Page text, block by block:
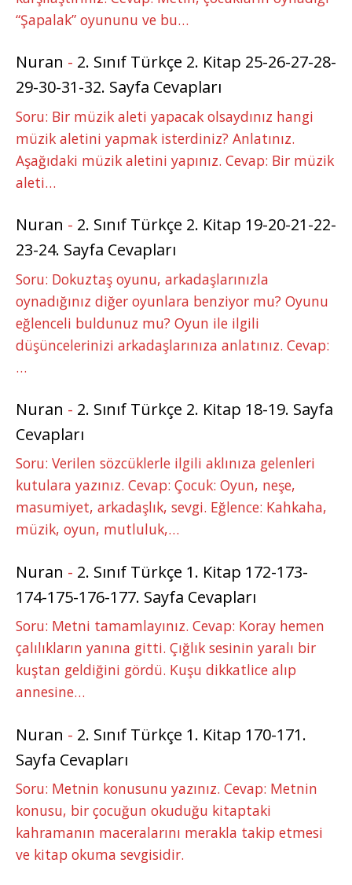
“Şapalak” oyununu ve bu…
Nuran - 2. Sınıf Türkçe 2. Kitap 25-26-27-28-
29-30-31-32. Sayfa Cevapları
Soru: Bir müzik aleti yapacak olsaydınız hangi
müzik aletini yapmak isterdiniz? Anlatınız.
Aşağıdaki müzik aletini yapınız. Cevap: Bir müzik
aleti…
Nuran - 2. Sınıf Türkçe 2. Kitap 19-20-21-22-
23-24. Sayfa Cevapları
Soru: Dokuztaş oyunu, arkadaşlarınızla
oynadığınız diğer oyunlara benziyor mu? Oyunu
eğlenceli buldunuz mu? Oyun ile ilgili
düşüncelerinizi arkadaşlarınıza anlatınız. Cevap:
…
Nuran - 2. Sınıf Türkçe 2. Kitap 18-19. Sayfa
Cevapları
Soru: Verilen sözcüklerle ilgili aklınıza gelenleri
kutulara yazınız. Cevap: Çocuk: Oyun, neşe,
masumiyet, arkadaşlık, sevgi. Eğlence: Kahkaha,
müzik, oyun, mutluluk,…
Nuran - 2. Sınıf Türkçe 1. Kitap 172-173-
174-175-176-177. Sayfa Cevapları
Soru: Metni tamamlayınız. Cevap: Koray hemen
çalılıkların yanına gitti. Çığlık sesinin yaralı bir
kuştan geldiğini gördü. Kuşu dikkatlice alıp
annesine…
Nuran - 2. Sınıf Türkçe 1. Kitap 170-171.
Sayfa Cevapları
Soru: Metnin konusunu yazınız. Cevap: Metnin
konusu, bir çocuğun okuduğu kitaptaki
kahramanın maceralarını merakla takip etmesi
ve kitap okuma sevgisidir.